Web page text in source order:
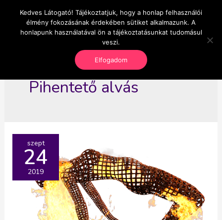
content
OnlineSeedsMan
Üzlet és szabadság
Main
Pihentető alvás
szept
24
2019
Kedves Látogató! Tájékoztatjuk, hogy a honlap felhasználói
élmény fokozásának érdekében sütiket alkalmazunk. A
honlapunk használatával ön a tájékoztatásunkat tudomásul
veszi.
Elfogadom